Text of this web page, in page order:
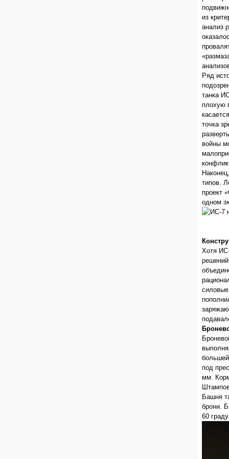
из
анализ
Ряд
танка
плохую
точка
войны
типов.
проект
одном
Хотя
под
мм.
Башня
брони.
60